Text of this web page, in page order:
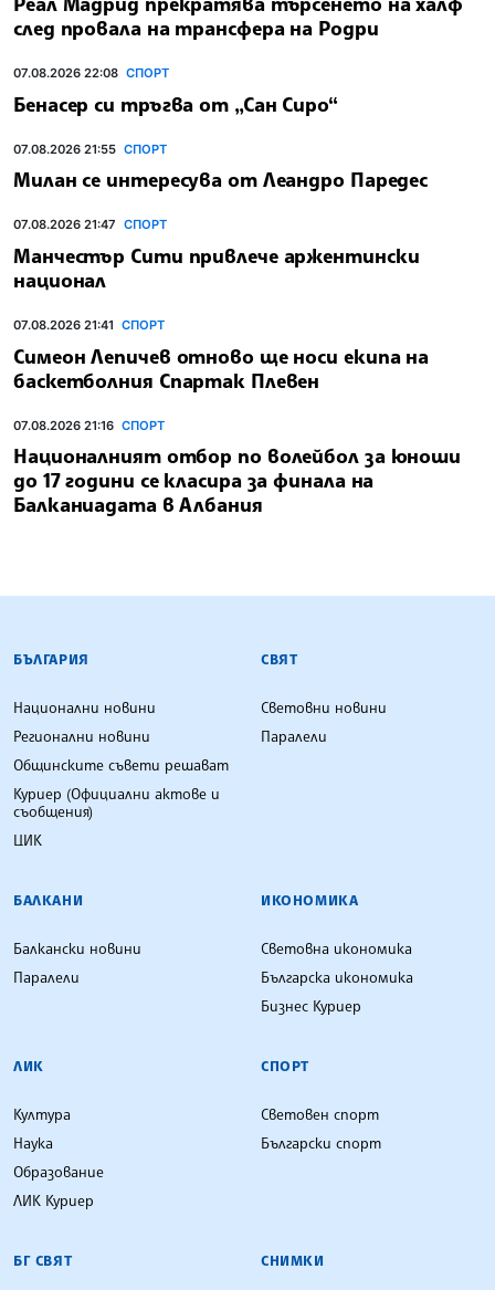
след провала на трансфера на Родри
07.08.2026 22:08 СПОРТ
Бенасер си тръгва от „Сан Сиро“
07.08.2026 21:55 СПОРТ
Милан се интересува от Леандро Паредес
07.08.2026 21:47 СПОРТ
Манчестър Сити привлече аржентински
национал
07.08.2026 21:41 СПОРТ
Симеон Лепичев отново ще носи екипа на
баскетболния Спартак Плевен
07.08.2026 21:16 СПОРТ
Националният отбор по волейбол за юноши
до 17 години се класира за финала на
Балканиадата в Албания
БЪЛГАРСКА ТЕЛЕГРАФНА АГЕНЦИЯ
БЪЛГАРИЯ
Национални новини
Регионални новини
Общинските съвети решават
Куриер (Официални актове и
съобщения)
ЦИК
СВЯТ
Световни новини
Паралели
БАЛКАНИ
Балкански новини
Паралели
ИКОНОМИКА
Световна икономика
Българска икономика
Бизнес Куриер
ЛИК
Култура
Наука
Образование
ЛИК Куриер
СПОРТ
Световен спорт
Български спорт
БГ СВЯТ СНИМКИ